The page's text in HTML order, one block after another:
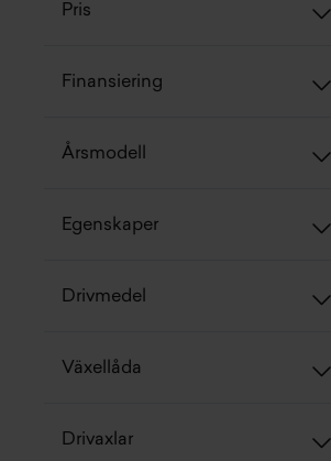
Pris
Finansiering
Årsmodell
Egenskaper
Drivmedel
Växellåda
Drivaxlar